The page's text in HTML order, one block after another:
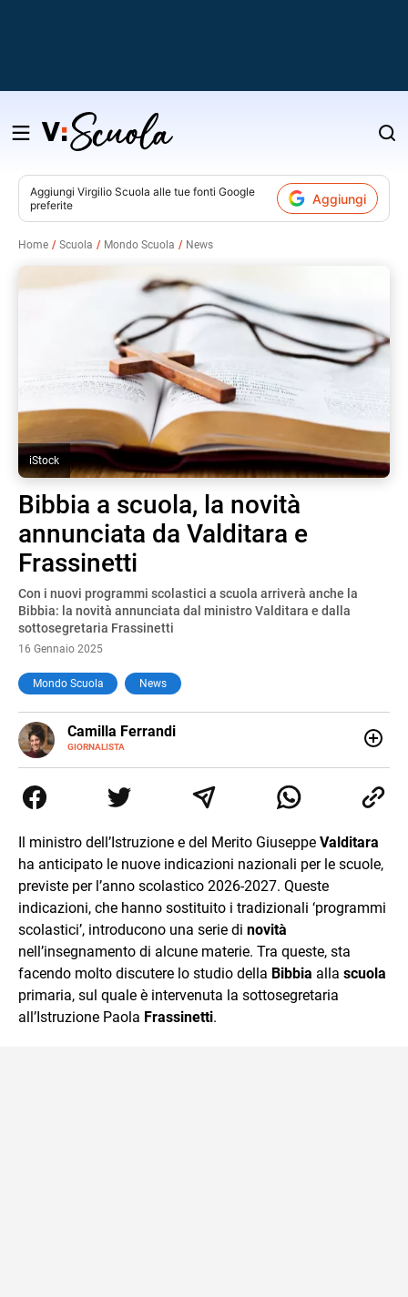
Salta
contenuto
Aggiungi Virgilio Scuola alle tue fonti Google
preferite
Aggiungi
Home Scuola Mondo Scuola News
iStock
Bibbia a scuola, la novità
annunciata da Valditara e
Frassinetti
Con i nuovi programmi scolastici a scuola arriverà anche la
Bibbia: la novità annunciata dal ministro Valditara e dalla
sottosegretaria Frassinetti
16 Gennaio 2025
Mondo Scuola News
Camilla Ferrandi
GIORNALISTA
E-
MAIL
LINKEDIN
di trasformare la passione per la scrittura in un lavoro, e
da lì non mi sono più fermata. L’attualità è il mio pane
mente.
Il ministro dell’Istruzione e del Merito Giuseppe Valditara
ha anticipato le nuove indicazioni nazionali per le scuole,
previste per l’anno scolastico 2026-2027. Queste
indicazioni, che hanno sostituito i tradizionali ‘programmi
scolastici’, introducono una serie di novità
nell’insegnamento di alcune materie. Tra queste, sta
facendo molto discutere lo studio della Bibbia alla scuola
primaria, sul quale è intervenuta la sottosegretaria
all’Istruzione Paola Frassinetti.